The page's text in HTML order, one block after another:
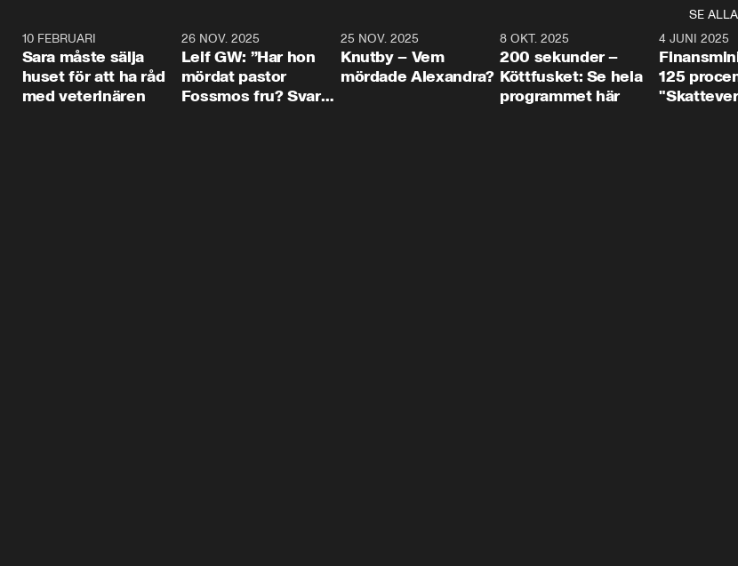
SE ALLA
10 FEBRUARI
Sara måste sälja
huset för att ha råd
med veterinären
26 NOV. 2025
Leif GW: ”Har hon
mördat pastor
Fossmos fru? Svar
31:05
25 NOV. 2025
Knutby – Vem
mördade Alexandra?
4:29
8 OKT. 2025
200 sekunder –
Köttfusket: Se hela
programmet här
4 JUNI 2025
125